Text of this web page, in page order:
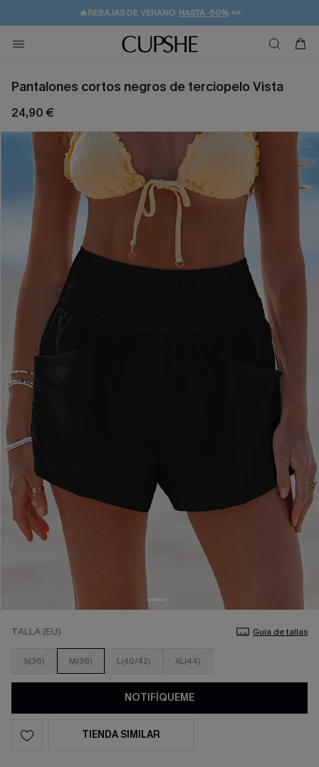
👒PROMOCIÓN DE VERANO:-10% EN 2 VESTIDOS
💌¡SUSCRIBIRSE & GANAR -10% EXTRA!
🚚ENVÍO GRATUITO A PARTIR DE 49 € >>
Pantalones cortos negros de terciopelo Vista
24,90 €
TALLA (EU) Guía de tallas
S(36) M(38) L(40/42) XL(44)
NOTIFÍQUEME
TIENDA SIMILAR